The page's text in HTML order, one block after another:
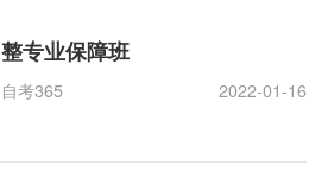
整专业保障班
自考365 2022-01-16